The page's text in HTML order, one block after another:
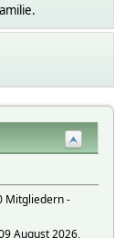
Mitgliedern -
August 2026,